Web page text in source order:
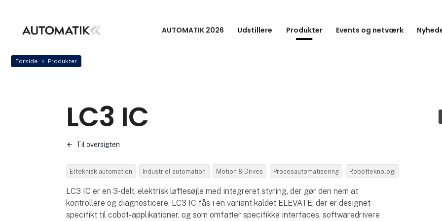
AUTOMATIK 2026 Udstillere Produkter Events og netværk
Forside Produkter
LC3 IC
Til oversigten
Elteknisk automation Industriel automation Motion & Drives Procesautomatisering Robotteknologi
LC3 IC er en 3-delt, elektrisk løftesøjle med integreret styring, der gør den nem at
kontrollere og diagnosticere. LC3 IC fås i en variant kaldet ELEVATE, der er designet
specifikt til cobot-applikationer, og som omfatter specifikke interfaces, softwaredrivere